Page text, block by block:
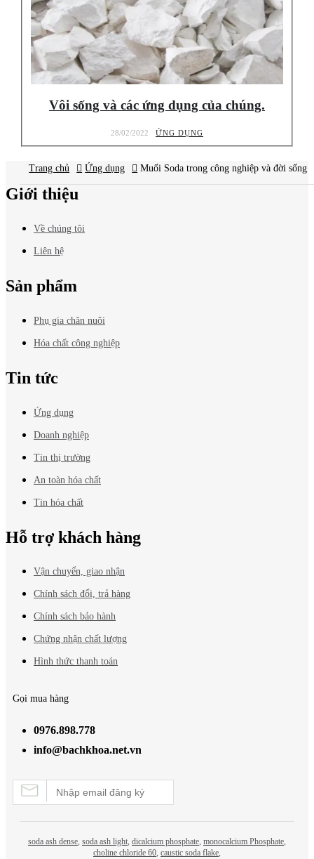
Vôi sống và các ứng dụng của chúng.
28/02/2022 ỨNG DỤNG
Báo giámới nhất?
Trang chủ Ứng dụng Muối Soda trong công nghiệp và đời sống
Giới thiệu
Về chúng tôi
Liên hệ
Sản phẩm
Phụ gia chăn nuôi
Hóa chất công nghiệp
Tin tức
Ứng dụng
Doanh nghiệp
Tin thị trường
An toàn hóa chất
Tin hóa chất
Hỗ trợ khách hàng
Vận chuyển, giao nhận
Chính sách đổi, trả hàng
Chính sách bảo hành
Chứng nhận chất lượng
Hình thức thanh toán
Gọi mua hàng
0976.898.778
info@bachkhoa.net.vn
soda ash dense, soda ash light, dicalcium phosphate, monocalcium Phosphate,
choline chloride 60, caustic soda flake,